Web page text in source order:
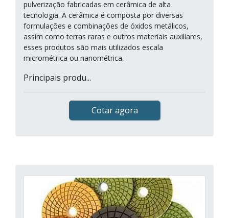
pulverização fabricadas em cerâmica de alta
tecnologia. A cerâmica é composta por diversas
formulações e combinações de óxidos metálicos,
assim como terras raras e outros materiais auxiliares,
esses produtos são mais utilizados escala
micrométrica ou nanométrica.
Principais produ...
Cotar agora